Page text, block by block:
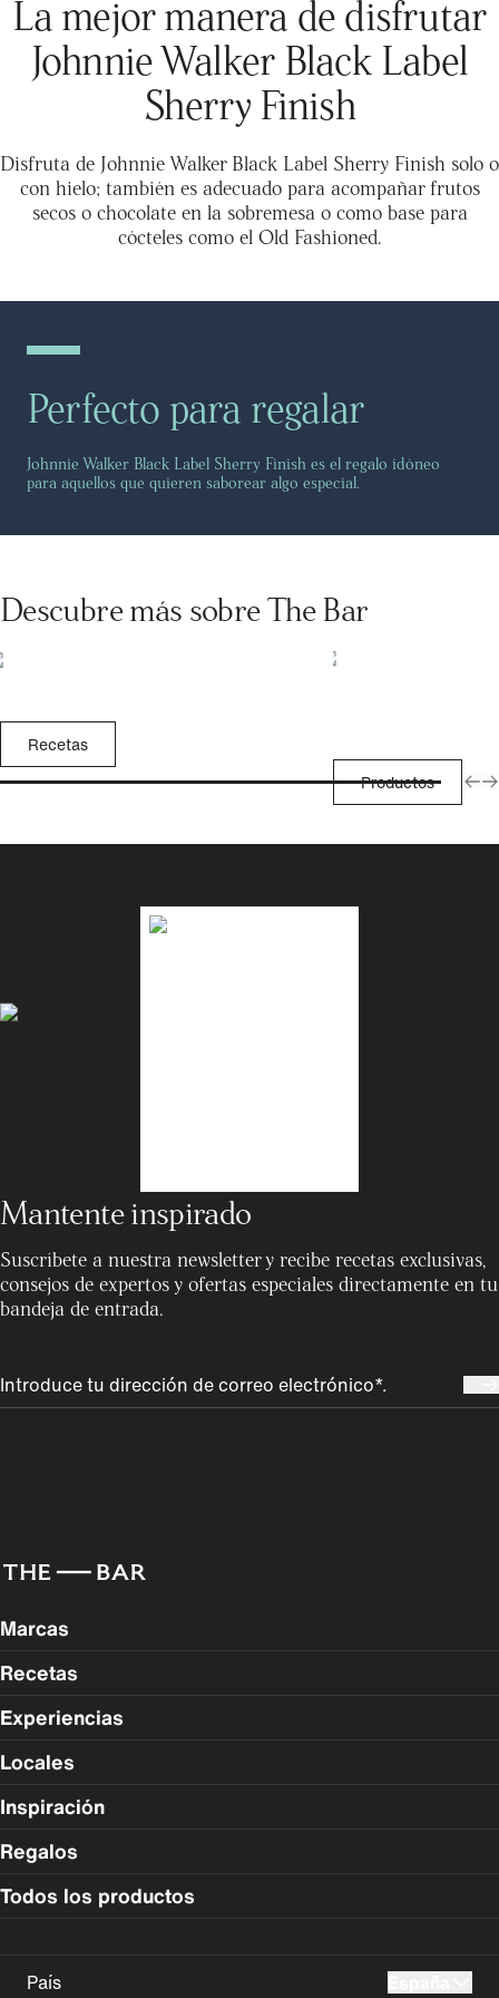
alcohólica: 40%
La mejor manera de disfrutar
Johnnie Walker Black Label
Sherry Finish
Disfruta de Johnnie Walker Black Label Sherry Finish solo o
con hielo; también es adecuado para acompañar frutos
secos o chocolate en la sobremesa o como base para
cócteles como el Old Fashioned.
Perfecto para regalar
Johnnie Walker Black Label Sherry Finish es el regalo idóneo
para aquellos que quieren saborear algo especial.
Descubre más sobre The Bar
Recetas
Productos
Mantente inspirado
Suscríbete a nuestra newsletter y recibe recetas exclusivas,
consejos de expertos y ofertas especiales directamente en tu
bandeja de entrada.
Marcas
Recetas
Experiencias
Locales
Inspiración
Regalos
Todos los productos
País